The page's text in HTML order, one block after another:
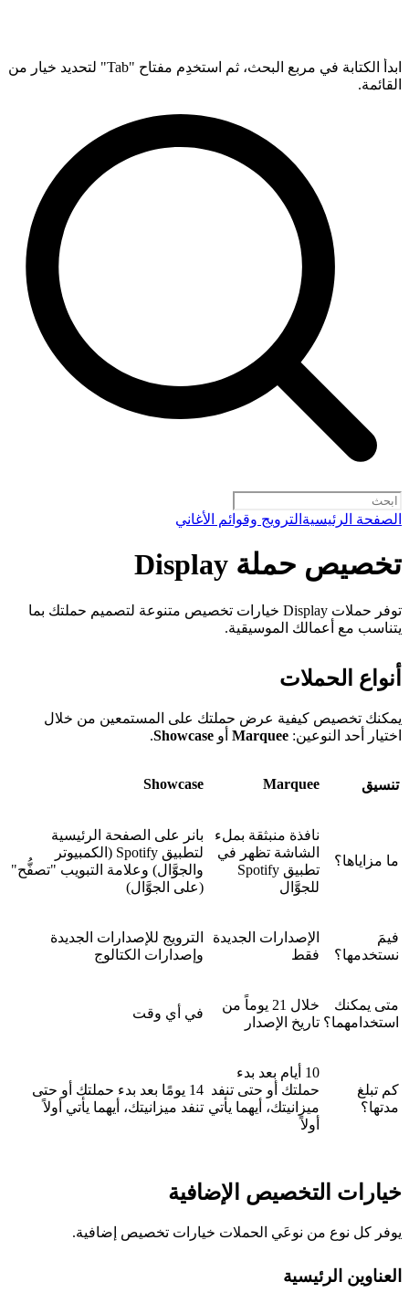
ابدأ الكتابة في مربع البحث، ثم استخدِم مفتاح "Tab" لتحديد خيار من
القائمة.
الصفحة الرئيسية الترويج وقوائم الأغاني
تخصيص حملة Display
توفر حملات Display خيارات تخصيص متنوعة لتصميم حملتك بما
يتناسب مع أعمالك الموسيقية.
أنواع الحملات
يمكنك تخصيص كيفية عرض حملتك على المستمعين من خلال
اختيار أحد النوعين: Marquee أو Showcase
.
تنسيق Marquee
Showcase
ما مزاياها؟
نافذة منبثقة بملء
الشاشة تظهر في
تطبيق Spotify
للجوَّال
بانر على الصفحة الرئيسية
لتطبيق Spotify (الكمبيوتر
والجوَّال) وعلامة التبويب "تصفُّح"
(على الجوَّال)
فيمَ
نستخدمها؟
الإصدارات الجديدة
فقط
الترويج للإصدارات الجديدة
وإصدارات الكتالوج
متى يمكنك
استخدامهما؟
خلال 21 يوماً من
تاريخ الإصدار
في أي وقت
كم تبلغ
مدتها؟
10 أيام بعد بدء
حملتك أو حتى تنفد
ميزانيتك، أيهما يأتي
أولاً
14 يومًا بعد بدء حملتك أو حتى
تنفد ميزانيتك، أيهما يأتي أولاً
خيارات التخصيص الإضافية
يوفر كل نوع من نوعَي الحملات خيارات تخصيص إضافية.
العناوين الرئيسية